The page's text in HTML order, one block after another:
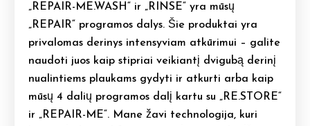
„REPAIR-ME.WASH“ ir „RINSE“ yra mūsų
„REPAIR“ programos dalys. Šie produktai yra
privalomas derinys intensyviam atkūrimui – galite
naudoti juos kaip stipriai veikiantį dvigubą derinį
nualintiems plaukams gydyti ir atkurti arba kaip
mūsų 4 dalių programos dalį kartu su „RE.STORE“
ir „REPAIR-ME“. Mane žavi technologija, kuri